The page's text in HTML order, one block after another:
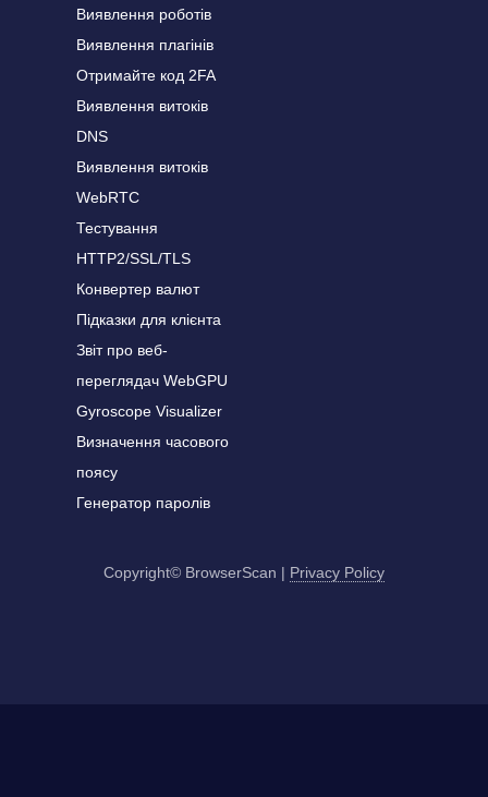
Виявлення роботів
Виявлення плагінів
Отримайте код 2FA
Виявлення витоків
DNS
Виявлення витоків
WebRTC
Тестування
HTTP2/SSL/TLS
Конвертер валют
Підказки для клієнта
Звіт про веб-
переглядач WebGPU
Gyroscope Visualizer
Визначення часового
поясу
Генератор паролів
Copyright© BrowserScan | Privacy Policy